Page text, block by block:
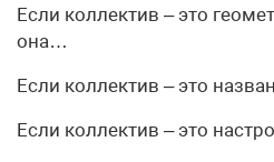
Если коллектив – это
она…
Если коллектив – это
Если коллектив – это